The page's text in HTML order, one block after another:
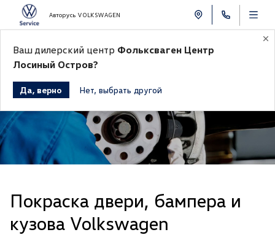
Авторусь VOLKSWAGEN
Записаться на покраску автомобиля
Покраска двери, бампера и
кузова Volkswagen
Ваш дилерский центр Фольксваген Центр
Лосиный Остров?
Да, верно Нет, выбрать другой